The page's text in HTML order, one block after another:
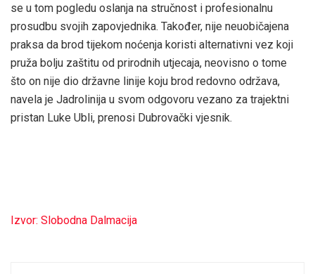
se u tom pogledu oslanja na stručnost i profesionalnu
prosudbu svojih zapovjednika. Također, nije neuobičajena
praksa da brod tijekom noćenja koristi alternativni vez koji
pruža bolju zaštitu od prirodnih utjecaja, neovisno o tome
što on nije dio državne linije koju brod redovno održava,
navela je Jadrolinija u svom odgovoru vezano za trajektni
pristan Luke Ubli, prenosi Dubrovački vjesnik.
Izvor: Slobodna Dalmacija